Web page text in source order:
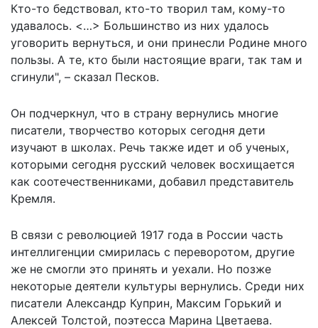
Кто-то бедствовал, кто-то творил там, кому-то
удавалось. <…> Большинство из них удалось
уговорить вернуться, и они принесли Родине много
пользы. А те, кто были настоящие враги, так там и
сгинули", – сказал Песков.
Он подчеркнул, что в страну вернулись многие
писатели, творчество которых сегодня дети
изучают в школах. Речь также идет и об ученых,
которыми сегодня русский человек восхищается
как соотечественниками, добавил представитель
Кремля.
В связи с революцией 1917 года в России часть
интеллигенции смирилась с переворотом, другие
же не смогли это принять и уехали. Но позже
некоторые деятели культуры вернулись. Среди них
писатели Александр Куприн, Максим Горький и
Алексей Толстой, поэтесса Марина Цветаева.